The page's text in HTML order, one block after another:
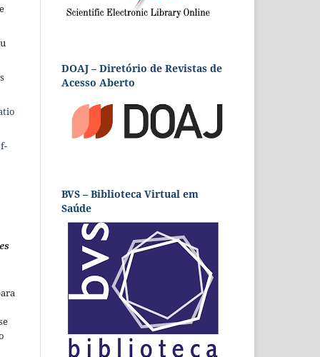
DOAJ – Diretório de Revistas de
Acesso Aberto
BVS – Biblioteca Virtual em
Saúde